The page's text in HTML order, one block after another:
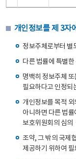
개인정보를 제 3자
정보주체로부터 별
다른 법률에 특별
명백히 정보주체
필요하다고 인정되
개인정보를 목적
아니하면 다른 법
보호위원회의 심의
조약, 그 밖의 국제
제공하기 위하여 필